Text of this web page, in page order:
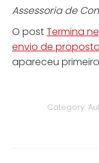
Assessoria de
O postTermina
envio de
apareceu
Category: